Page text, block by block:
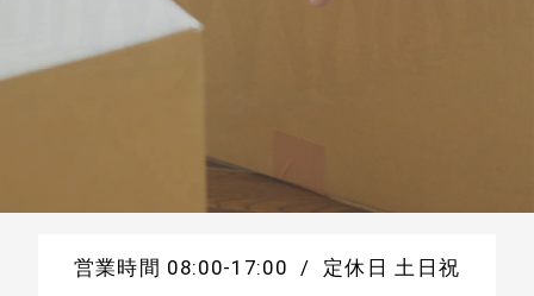
営業時間 08:00-17:00 / 定休日 土日祝